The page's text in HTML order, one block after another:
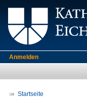
Anmelden
Startseite